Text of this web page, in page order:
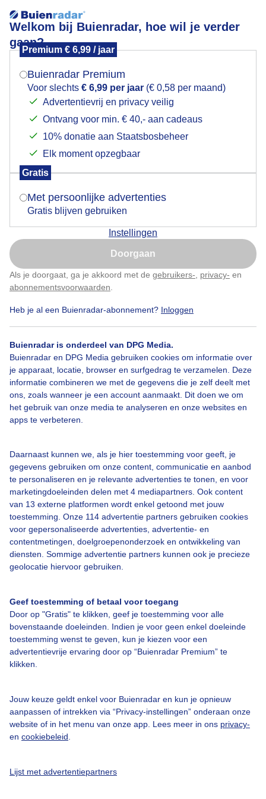
Welkom bij Buienradar, hoe wil je verder
gaan?
Premium € 6,99 / jaar
Buienradar Premium
Voor slechts € 6,99 per jaar (€ 0,58 per maand)
Advertentievrij en privacy veilig
Ontvang voor min. € 40,- aan cadeaus
10% donatie aan Staatsbosbeheer
Elk moment opzegbaar
Gratis
Met persoonlijke advertenties
Gratis blijven gebruiken
Instellingen
Doorgaan
Als je doorgaat, ga je akkoord met de gebruikers- privacy- en
abonnementsvoorwaarden
Heb je al een Buienradar-abonnement? Inloggen
Buienradar is onderdeel van DPG Media.
Buienradar en DPG Media gebruiken cookies om informatie over
je apparaat, locatie, browser en surfgedrag te verzamelen. Deze
informatie combineren we met de gegevens die je zelf deelt met
ons, zoals wanneer je een account aanmaakt. Dit doen we om
het gebruik van onze media te analyseren en onze websites en
apps te verbeteren.
Daarnaast kunnen we, als je hier toestemming voor geeft, je
gegevens gebruiken om onze content, communicatie en aanbod
te personaliseren en je relevante advertenties te tonen, en voor
marketingdoeleinden delen met 4 mediapartners. Ook content
van 13 externe platformen wordt enkel getoond met jouw
toestemming. Onze 114 advertentie partners gebruiken cookies
voor gepersonaliseerde advertenties, advertentie- en
contentmetingen, doelgroepenonderzoek en ontwikkeling van
diensten. Sommige advertentie partners kunnen ook je precieze
geolocatie hiervoor gebruiken.
Geef toestemming of betaal voor toegang
Door op "Gratis" te klikken, geef je toestemming voor alle
bovenstaande doeleinden. Indien je voor geen enkel doeleinde
toestemming wenst te geven, kun je kiezen voor een
advertentievrije ervaring door op “Buienradar Premium” te
klikken.
Jouw keuze geldt enkel voor Buienradar en kun je opnieuw
aanpassen of intrekken via “Privacy-instellingen” onderaan onze
website of in het menu van onze app. Lees meer in ons privacy-
en cookiebeleid
Lijst met advertentiepartners
GENIETEN VAN DE WIND
Door: Els Bax Gemaakt: 07-06-2026, 44x bekeken
Een moment geduld aub...
Over Buienradar
Bedrijfsgegevens
Veelgestelde vragen
Contact
Gebruikersvoorwaarden
Adverteren
Buienradar Team
Privacy beleid
Privacy instellingen
Gratis weerdata
Buienradar
Mogen we je locatie gebruiken voor het
Indien je hier nog geen akkoord op hebt gegeven,
verschijnt er zo een pop-up uit je browser waarin
Is goed, toon de popup
Nu niet, misschien later
Klik hierom dit aan te passen